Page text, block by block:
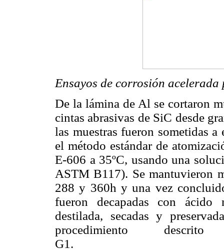
Ensayos de corrosión
De la lámina de Al se cortaron
cintas abrasivas de SiC desde
las muestras fueron sometidas
el método estándar de
E-606 a 35ºC, usando una
ASTM B117). Se mantuvieron
288 y 360h y una vez
fueron decapadas con ácido
destilada, secadas y
procedimiento